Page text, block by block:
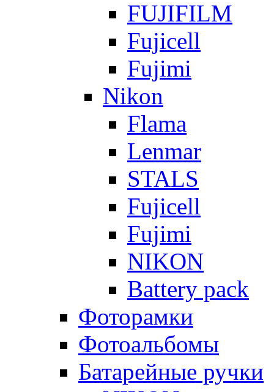
FUJIFILM
Fujicell
Fujimi
Nikon
Flama
Lenmar
STALS
Fujicell
Fujimi
NIKON
Battery pack
Фоторамки
Фотоальбомы
Батарейные ручки